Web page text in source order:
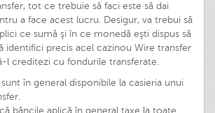
tot ce trebuie să faci este să dai
a face acest lucru. Desigur, va trebui să
ce sumă şi în ce monedă eşti dispus să
identifici precis acel cazinou Wire transfer
l creditezi cu fondurile transferate.
în general disponibile la casieria unui
băncile aplică în general taxe la toate